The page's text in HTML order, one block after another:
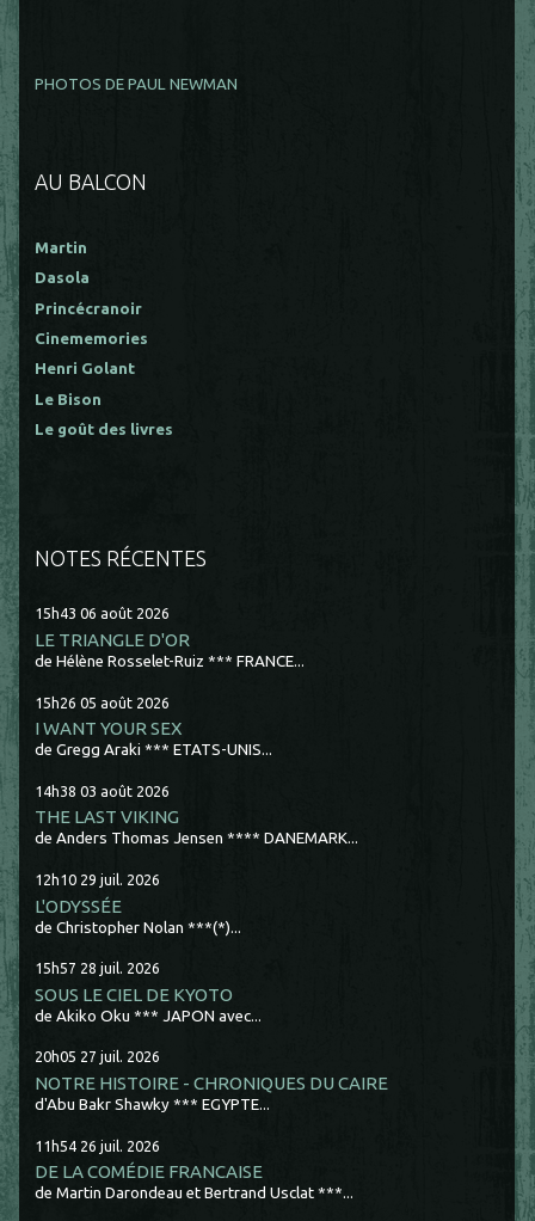
PHOTOS DE PAUL NEWMAN
AU BALCON
Martin
Dasola
Princécranoir
Cinememories
Henri Golant
Le Bison
Le goût des livres
NOTES RÉCENTES
15h43 06 août 2026
LE TRIANGLE D'OR
de Hélène Rosselet-Ruiz *** FRANCE...
15h26 05 août 2026
I WANT YOUR SEX
de Gregg Araki *** ETATS-UNIS...
14h38 03 août 2026
THE LAST VIKING
de Anders Thomas Jensen **** DANEMARK...
12h10 29 juil. 2026
L'ODYSSÉE
de Christopher Nolan ***(*)...
15h57 28 juil. 2026
SOUS LE CIEL DE KYOTO
de Akiko Oku *** JAPON avec...
20h05 27 juil. 2026
NOTRE HISTOIRE - CHRONIQUES DU CAIRE
d'Abu Bakr Shawky *** EGYPTE...
11h54 26 juil. 2026
DE LA COMÉDIE FRANCAISE
de Martin Darondeau et Bertrand Usclat ***...